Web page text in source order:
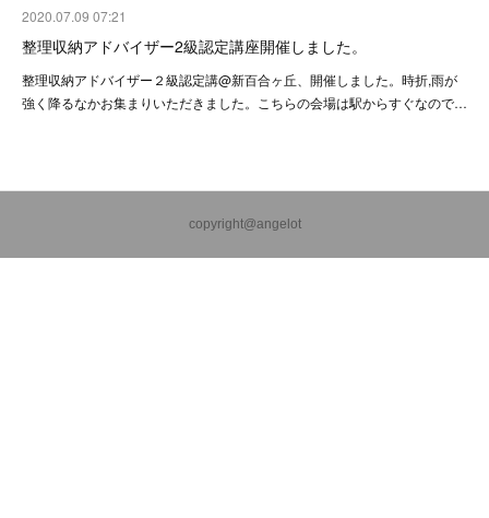
2020.07.09 07:21
整理収納アドバイザー2級認定講座開催しました。
整理収納アドバイザー２級認定講@新百合ヶ丘、開催しました。時折,雨が
強く降るなかお集まりいただきました。こちらの会場は駅からすぐなので…
copyright@angelot